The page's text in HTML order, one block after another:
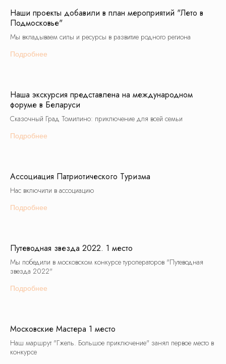
Наши проекты добавили в план мероприятий "Лето в
Подмосковье"
Мы вкладываем силы и ресурсы в развитие родного региона
Подробнее
Наша экскурсия представлена на международном
форуме в Беларуси
Сказочный Град Томилино: приключение для всей семьи
Подробнее
Ассоциация Патриотического Туризма
Нас включили в ассоциацию
Подробнее
Путеводная звезда 2022. 1 место
Мы победили в московском конкурсе туроператоров "Путеводная
звезда 2022"
Подробнее
Московские Мастера 1 место
Наш маршрут "Гжель. Большое приключение" занял первое место в
конкурсе